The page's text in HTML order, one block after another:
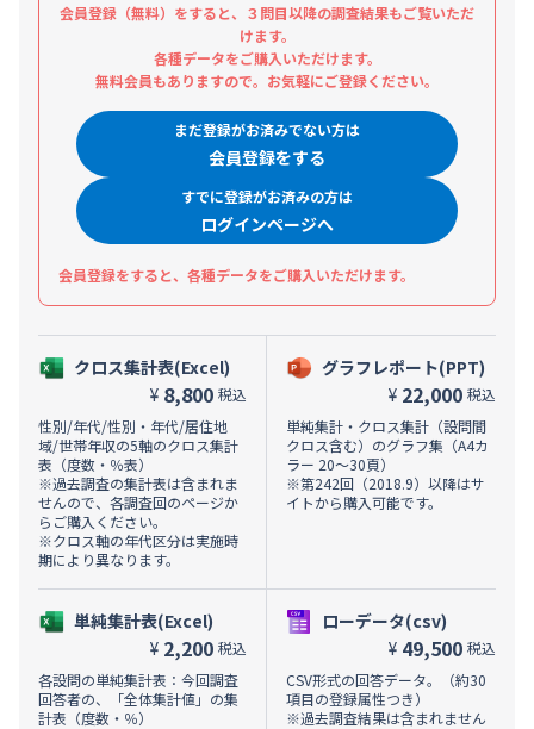
会員登録（無料）をすると、３問目以降の調査結果もご覧いただ
けます。
各種データをご購入いただけます。
無料会員もありますので。お気軽にご登録ください。
まだ登録がお済みでない方は
会員登録をする
すでに登録がお済みの方は
ログインページへ
会員登録をすると、各種データをご購入いただけます。
クロス集計表(Excel)
¥ 8,800 税込
性別/年代/性別・年代/居住地
域/世帯年収の5軸のクロス集計
表（度数・％表）
※過去調査の集計表は含まれま
せんので、各調査回のページか
らご購入ください。
※クロス軸の年代区分は実施時
期により異なります。
単純集計表(Excel)
¥ 2,200 税込
各設問の単純集計表：今回調査
回答者の、「全体集計値」の集
計表（度数・％）
グラフレポート(PPT)
¥ 22,000 税込
単純集計・クロス集計（設問間
クロス含む）のグラフ集（A4カ
ラー 20～30頁）
※第242回（2018.9）以降はサ
イトから購入可能です。
ローデータ(csv)
¥ 49,500 税込
CSV形式の回答データ。（約30
項目の登録属性つき）
※過去調査結果は含まれません